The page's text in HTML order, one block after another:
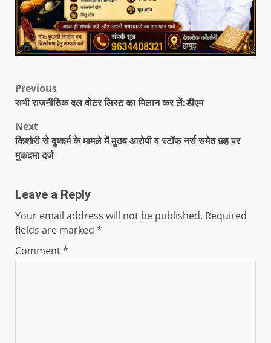
Previous
सभी राजनीतिक दल वोटर लिस्ट का मिलान कर लें:डीएम
Next
किशोरी से दुष्कर्म के मामले में मुख्य आरोपी व स्टॉफ नर्स समेत छह पर
मुकदमा दर्ज
Leave a Reply
Your email address will not be published. Required
fields are marked *
Comment*